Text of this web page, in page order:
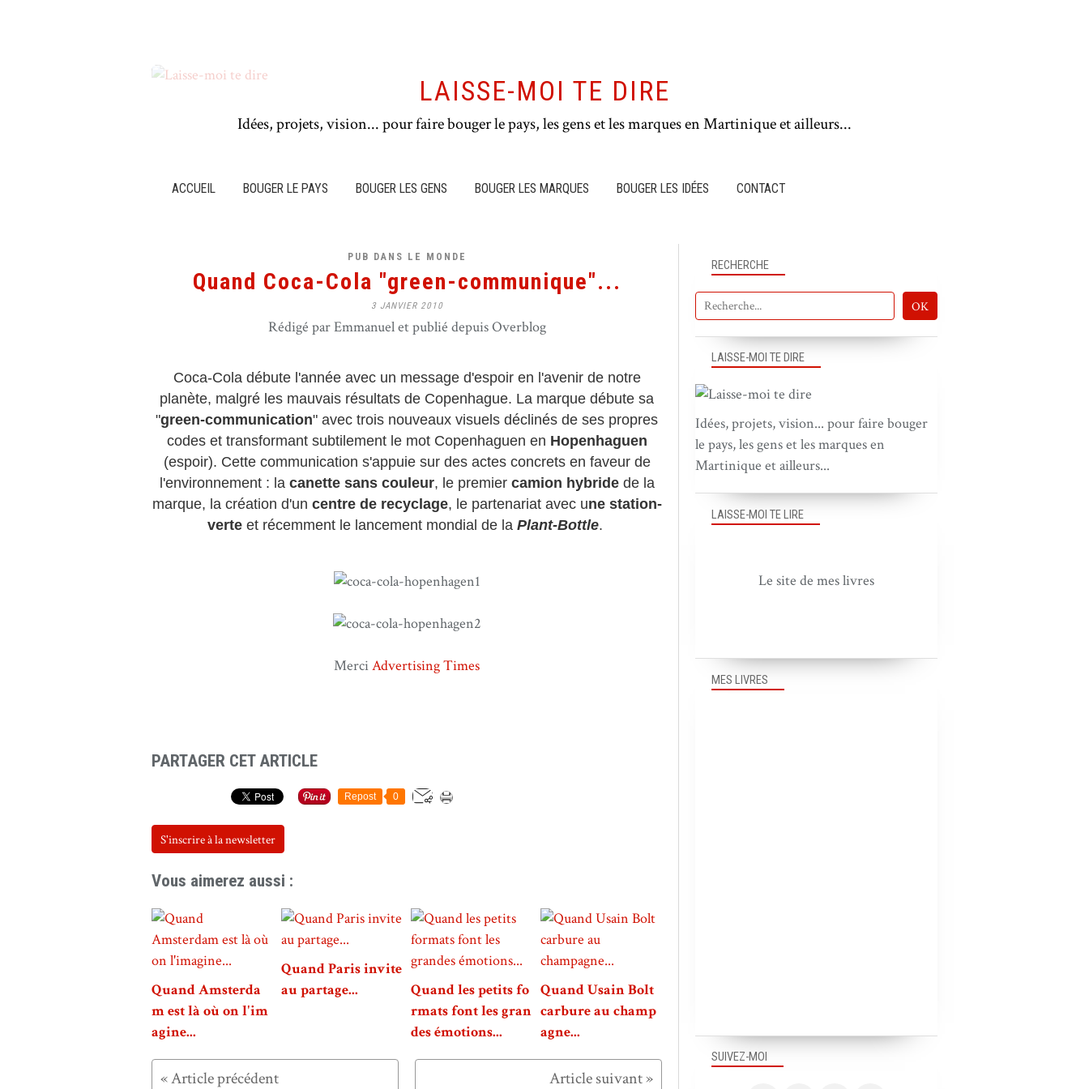
LAISSE-MOI TE DIRE
Idées, projets, vision... pour faire bouger le pays, les gens et les marques en Martinique et ailleurs...
ACCUEIL BOUGER LE PAYS BOUGER LES GENS BOUGER LES MARQUES BOUGER LES IDÉES CONTACT
PUB DANS LE MONDE
Quand Coca-Cola "green-communique"...
3 JANVIER 2010
Rédigé par Emmanuel et publié depuis Overblog
Coca-Cola débute l'année avec un message d'espoir en l'avenir de notre
planète, malgré les mauvais résultats de Copenhague. La marque débute sa
"green-communication" avec trois nouveaux visuels déclinés de ses propres
codes et transformant subtilement le mot Copenhaguen en Hopenhaguen
(espoir). Cette communication s'appuie sur des actes concrets en faveur de
l'environnement : l a canette sans couleur, le premier camion hybridede la
marque, la création d'un centre de recyclage, le partenariat avec une station-
verteet récemment le lancement mondial de la Plant-Bottle.
MerciAdvertising Times
PARTAGER CET ARTICLE
Repost 0
S'inscrire à la newsletter
Vous aimerez aussi :
Quand Amsterda
m est là où on l'im
agine...
Quand Paris invite
au partage...
Quand les petits fo
rmats font les gran
des émotions...
Quand Usain Bolt
carbure au champ
agne...
SUIVEZ-MOI
RECHERCHE
LAISSE-MOI TE DIRE
Idées, projets, vision... pour faire bouger
le pays, les gens et les marques en
Martinique et ailleurs...
MES LIVRES
LAISSE-MOI TE LIRE
Le site de mes livres